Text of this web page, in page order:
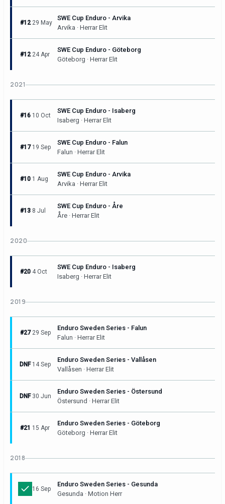
#12 29 May
SWE Cup Enduro - Arvika
Arvika · Herrar Elit
#12 24 Apr
SWE Cup Enduro - Göteborg
Göteborg · Herrar Elit
2021
#16 10 Oct
SWE Cup Enduro - Isaberg
Isaberg · Herrar Elit
#17 19 Sep
SWE Cup Enduro - Falun
Falun · Herrar Elit
#10 1 Aug
SWE Cup Enduro - Arvika
Arvika · Herrar Elit
#13 8 Jul
SWE Cup Enduro - Åre
Åre · Herrar Elit
2020
#20 4 Oct
SWE Cup Enduro - Isaberg
Isaberg · Herrar Elit
2019
#27 29 Sep
Enduro Sweden Series - Falun
Falun · Herrar Elit
DNF 14 Sep
Enduro Sweden Series - Vallåsen
Vallåsen · Herrar Elit
DNF 30 Jun
Enduro Sweden Series - Östersund
Östersund · Herrar Elit
#21 15 Apr
Enduro Sweden Series - Göteborg
Göteborg · Herrar Elit
2018
16 Sep
Enduro Sweden Series - Gesunda
Gesunda · Motion Herr